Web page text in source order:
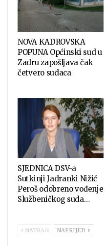
NOVA KADROVSKA
POPUNA Općinski sud u
Zadru zapošljava čak
četvero sudaca
SJEDNICA DSV-a
Sutkinji Jadranki Nižić
Peroš odobreno vođenje
Službeničkog suda…
NATRAG NAPRIJED